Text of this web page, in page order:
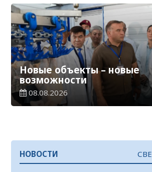
Новые объекты – новые
возможности
08.08.2026
НОВОСТИ